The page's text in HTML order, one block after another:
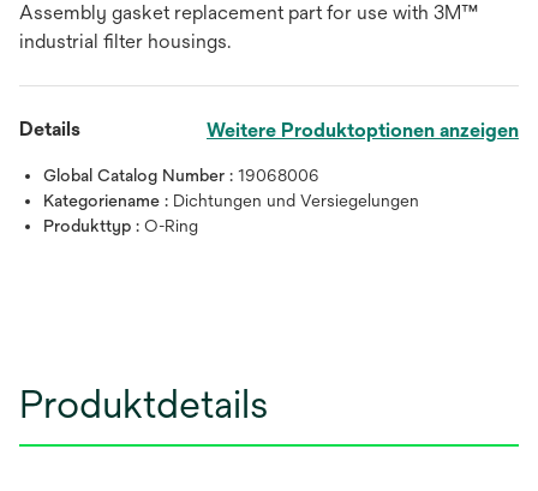
Assembly gasket replacement part for use with 3M™
industrial filter housings.
Details Weitere Produktoptionen anzeigen
Global Catalog Number : 19068006
Kategoriename : Dichtungen und Versiegelungen
Produkttyp : O-Ring
Produktdetails